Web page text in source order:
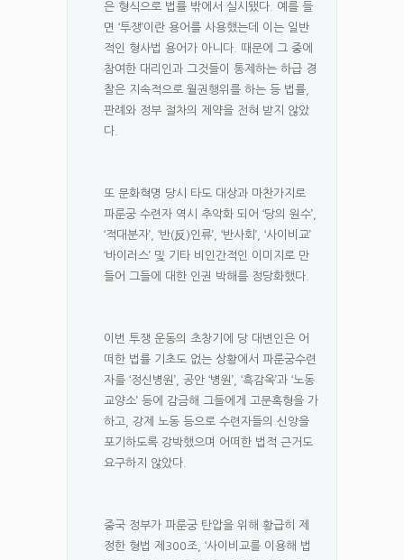
은 형식으로 법률 밖에서 실시됐다. 예를 들
면 ‘투쟁’이란 용어를 사용했는데 이는 일반
적인 형사법 용어가 아니다. 때문에 그 중에
참여한 대리인과 그것들이 통제하는 하급 경
찰은 지속적으로 월권행위를 하는 등 법률,
판례와 정부 절차의 제약을 전혀 받지 않았
다.
또 문화혁명 당시 타도 대상과 마찬가지로
파룬궁 수련자 역시 추악화 되어 ‘당의 원수’,
‘적대분자’, ‘반(反)인류’, ‘반사회’, ‘사이비교’
‘바이러스’ 및 기타 비인간적인 이미지로 만
들어 그들에 대한 인권 박해를 정당화했다.
이번 투쟁 운동의 초창기에 당 대변인은 어
떠한 법률 기초도 없는 상황에서 파룬궁수련
자를 ‘정신병원’, 공안 ‘병원’, ‘흑감옥’과 ‘노동
교양소’ 등에 감금해 그들에게 고문혹형을 가
하고, 강제 노동 등으로 수련자들의 신앙을
포기하도록 강박했으며 어떠한 법적 근거도
요구하지 않았다.
중국 정부가 파룬궁 탄압을 위해 황급히 제
정한 형법 제300조, ‘사이비교를 이용해 법